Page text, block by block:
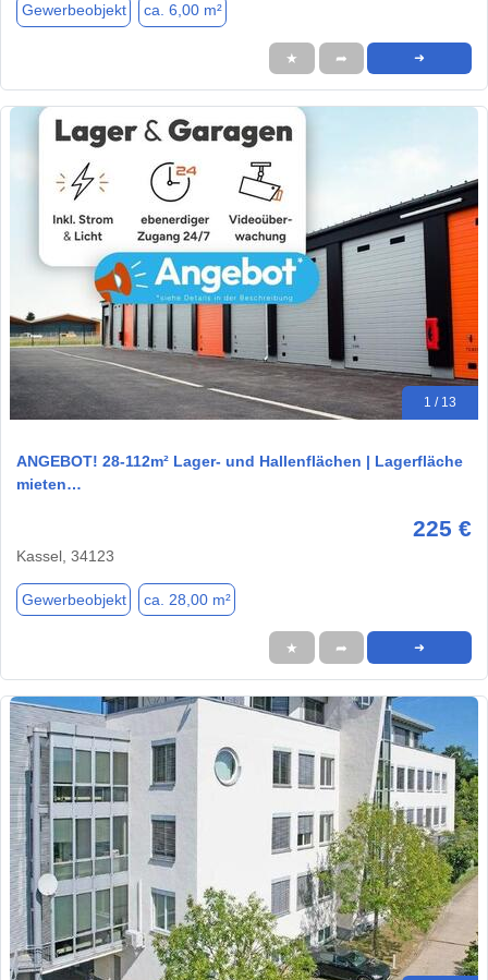
Gewerbeobjekt ca. 6,00 m²
★ ➦ ➜
1 / 13
ANGEBOT! 28-112m² Lager- und Hallenflächen | Lagerfläche
mieten…
225 €
Kassel, 34123
Gewerbeobjekt ca. 28,00 m²
★ ➦ ➜